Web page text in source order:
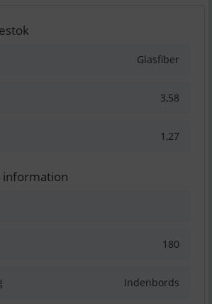
Glasfiber
3,58
1,27
information
180
Indenbords